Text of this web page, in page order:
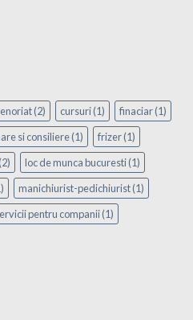
(2) cursuri(1) finaciar(1)
si consiliere(1) frizer(1)
(2) loc de munca bucuresti(1)
manichiurist-pedichiurist(1)
pentru companii(1)